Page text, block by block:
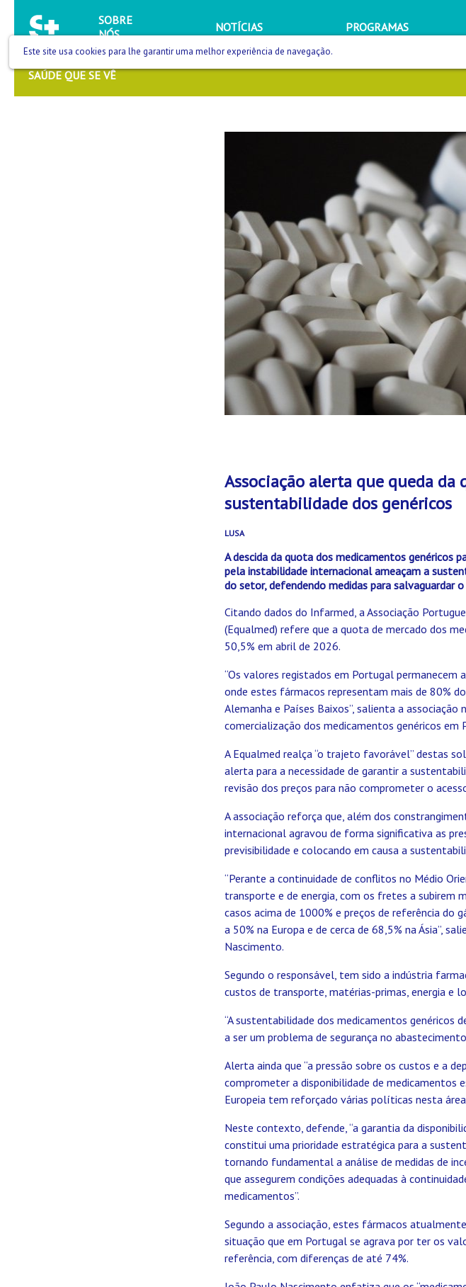
SOBRE
NÓS
NOTÍCIAS PROGRAMAS
SAÚDE QUE SE VÊ
Associação alerta que queda da
sustentabilidade dos genéricos
LUSA
A descida da quota dos medicamentos genéricos
pela instabilidade internacional ameaçam a
do setor, defendendo medidas para salvaguardar
Citando dados do Infarmed, a Associação
(Equalmed) refere que a quota de mercado dos
50,5% em abril de 2026.
“Os valores registados em Portugal permanecem
onde estes fármacos representam mais de 80%
Alemanha e Países Baixos”, salienta a
comercialização dos medicamentos genéricos em
A Equalmed realça “o trajeto favorável” destas
alerta para a necessidade de garantir a
revisão dos preços para não comprometer o
A associação reforça que, além dos
internacional agravou de forma significativa as
previsibilidade e colocando em causa a
“Perante a continuidade de conflitos no Médio
transporte e de energia, com os fretes a subirem
casos acima de 1000% e preços de referência do
a 50% na Europa e de cerca de 68,5% na Ásia”,
Nascimento.
Segundo o responsável, tem sido a indústria
custos de transporte, matérias-primas, energia e
“A sustentabilidade dos medicamentos genéricos
a ser um problema de segurança no
Alerta ainda que “a pressão sobre os custos e a
comprometer a disponibilidade de medicamentos
Europeia tem reforçado várias políticas nesta
Neste contexto, defende, “a garantia da
constitui uma prioridade estratégica para a
tornando fundamental a análise de medidas de
que assegurem condições adequadas à
medicamentos”.
Segundo a associação, estes fármacos
situação que em Portugal se agrava por ter os
referência, com diferenças de até 74%.
Este site usa cookies para lhe garantir uma melhor experiência de navegação.